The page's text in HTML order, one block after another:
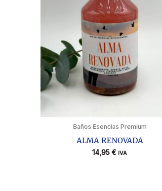
Baños Esencias Premium
ALMA RENOVADA
14,95 € IVA